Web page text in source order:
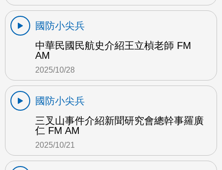
國防小尖兵
中華民國民航史介紹王立楨老師 FM
AM
2025/10/28
國防小尖兵
三叉山事件介紹新聞研究會總幹事羅廣
仁 FM AM
2025/10/21